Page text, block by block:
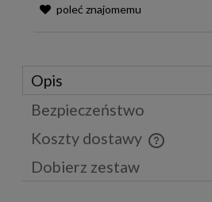
poleć znajomemu
Opis
Bezpieczeństwo
Koszty dostawy
Cena nie zawiera ewentualnych
Dobierz zestaw